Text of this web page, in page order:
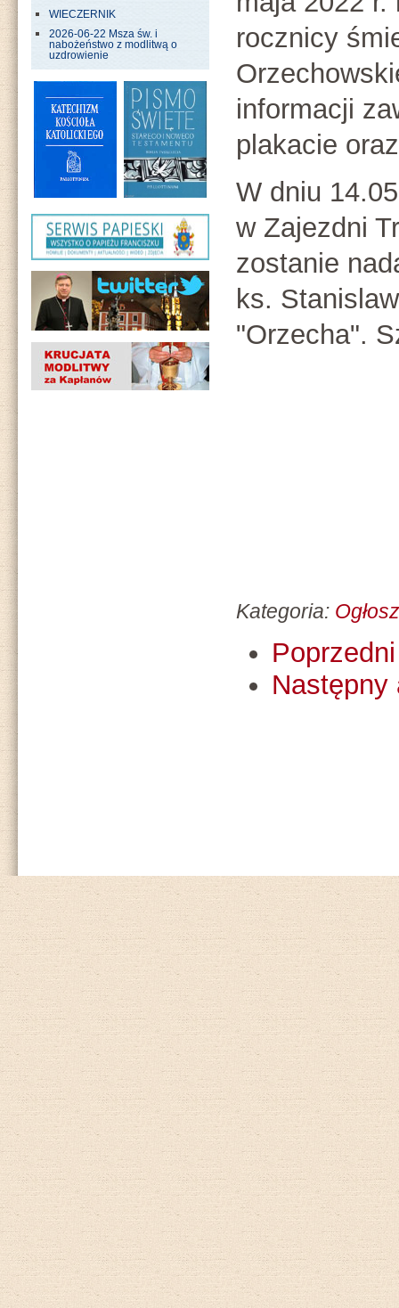
WIECZERNIK
2026-06-22 Msza św. i
nabożeństwo z modlitwą o
uzdrowienie
rocznicy
informacji
plakacie
W dniu
w Zajezdni
zostanie
ks.
"Orzecha".
Kategoria:
Następny